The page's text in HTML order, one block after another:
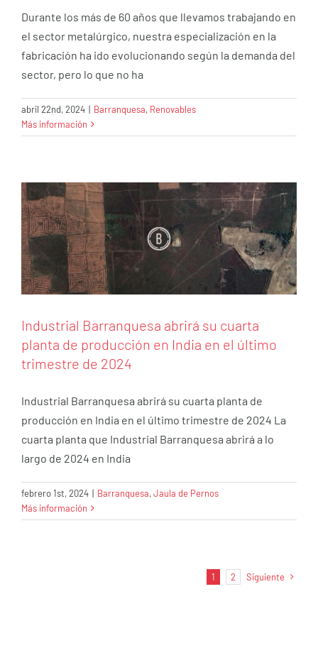
Durante los más de 60 años que llevamos trabajando en
el sector metalúrgico, nuestra especialización en la
fabricación ha ido evolucionando según la demanda del
sector, pero lo que no ha
abril 22nd, 2024 | Barranquesa, Renovables
Más información
Industrial Barranquesa abrirá su cuarta
planta de producción en India en el último
Industrial Barranquesa abrirá su cuarta
planta de producción en India en el último
trimestre de 2024
Industrial Barranquesa abrirá su cuarta planta de
producción en India en el último trimestre de 2024 La
cuarta planta que Industrial Barranquesa abrirá a lo
largo de 2024 en India
febrero 1st, 2024 | Barranquesa,Jaula de Pernos
Más información
1 2 Siguiente